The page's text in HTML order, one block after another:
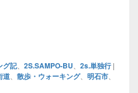
グ記、 2S.SAMPO-BU 2s.単独行 |
道 散歩・ウォーキング、 明石市